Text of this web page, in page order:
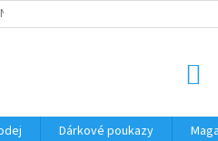
PODMÍNKY
Dárkové poukazy